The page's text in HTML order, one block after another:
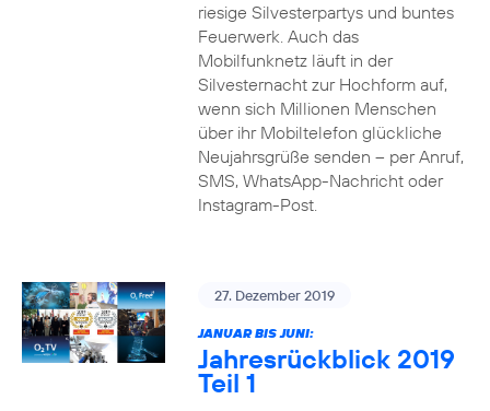
riesige Silvesterpartys und buntes
Feuerwerk. Auch das
Mobilfunknetz läuft in der
Silvesternacht zur Hochform auf,
wenn sich Millionen Menschen
über ihr Mobiltelefon glückliche
Neujahrsgrüße senden – per Anruf,
SMS, WhatsApp-Nachricht oder
Instagram-Post.
27. Dezember 2019
JANUAR BIS JUNI:
Jahresrückblick 2019
Teil 1